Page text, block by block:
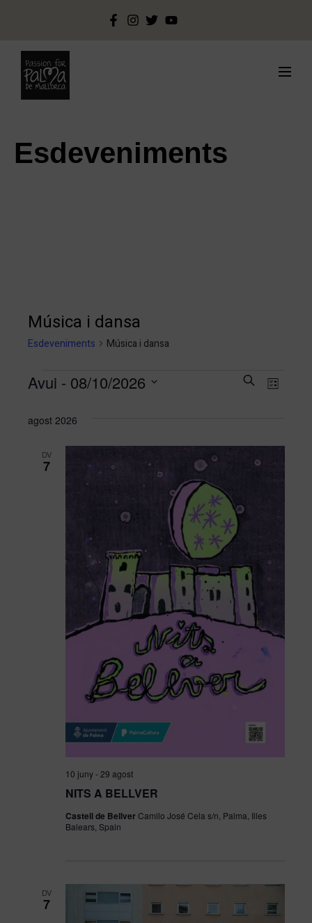
Esdeveniments
Música i dansa
Esdeveniments Música i dansa
i
cerca
CercaLlista
Avui - 08/10/2026
una
data.
agost 2026
DV
7
NITS A BELLVER
10 juny- 29 agost
Castell de BellverCamilo José Cela s/n, Palma, Illes
Balears, Spain
DV
7